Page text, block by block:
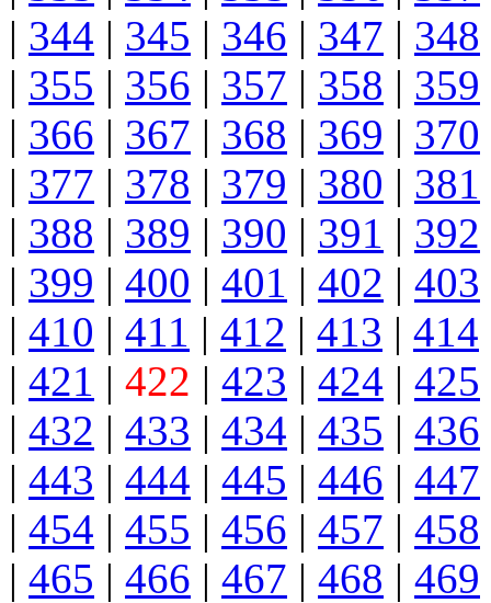
| 344 | 345 | 346 | 347 | 348
| 355 | 356 | 357 | 358 | 359
| 366 | 367 | 368 | 369 | 370
| 377 | 378 | 379 | 380 | 381
| 388 | 389 | 390 | 391 | 392
| 399 | 400 | 401 | 402 | 403
| 410 | 411 | 412 | 413 | 414
| 421 | 422 | 423 | 424 | 425
| 432 | 433 | 434 | 435 | 436
| 443 | 444 | 445 | 446 | 447
| 454 | 455 | 456 | 457 | 458
| 465 | 466 | 467 | 468 | 469